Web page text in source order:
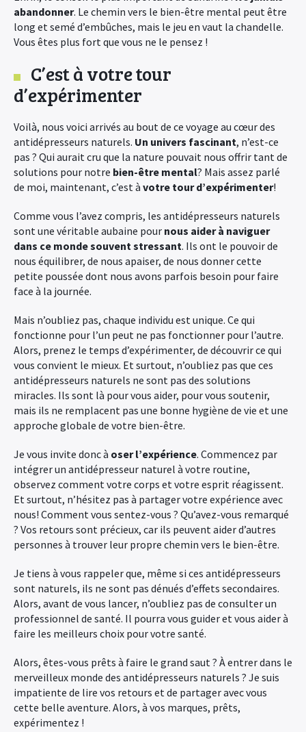
abandonner. Le chemin vers le bien-être mental peut être
long et semé d’embûches, mais le jeu en vaut la chandelle.
Vous êtes plus fort que vous ne le pensez !
C’est à votre tour
d’expérimenter
Voilà, nous voici arrivés au bout de ce voyage au cœur des
antidépresseurs naturels. Un univers fascinant, n’est-ce
pas ? Qui aurait cru que la nature pouvait nous offrir tant de
solutions pour notre bien-être mental? Mais assez parlé
de moi, maintenant, c’est à votre tour d’expérimenter!
Comme vous l’avez compris, les antidépresseurs naturels
sont une véritable aubaine pour nous aider à naviguer
dans ce monde souvent stressant. Ils ont le pouvoir de
nous équilibrer, de nous apaiser, de nous donner cette
petite poussée dont nous avons parfois besoin pour faire
face à la journée.
Mais n’oubliez pas, chaque individu est unique. Ce qui
fonctionne pour l’un peut ne pas fonctionner pour l’autre.
Alors, prenez le temps d’expérimenter, de découvrir ce qui
vous convient le mieux. Et surtout, n’oubliez pas que ces
antidépresseurs naturels ne sont pas des solutions
miracles. Ils sont là pour vous aider, pour vous soutenir,
mais ils ne remplacent pas une bonne hygiène de vie et une
approche globale de votre bien-être.
Je vous invite donc à oser l’expérience. Commencez par
intégrer un antidépresseur naturel à votre routine,
observez comment votre corps et votre esprit réagissent.
Et surtout, n’hésitez pas à partager votre expérience avec
nous! Comment vous sentez-vous ? Qu’avez-vous remarqué
? Vos retours sont précieux, car ils peuvent aider d’autres
personnes à trouver leur propre chemin vers le bien-être.
Je tiens à vous rappeler que, même si ces antidépresseurs
sont naturels, ils ne sont pas dénués d’effets secondaires.
Alors, avant de vous lancer, n’oubliez pas de consulter un
professionnel de santé. Il pourra vous guider et vous aider à
faire les meilleurs choix pour votre santé.
Alors, êtes-vous prêts à faire le grand saut ? À entrer dans le
merveilleux monde des antidépresseurs naturels ? Je suis
impatiente de lire vos retours et de partager avec vous
cette belle aventure. Alors, à vos marques, prêts,
expérimentez !